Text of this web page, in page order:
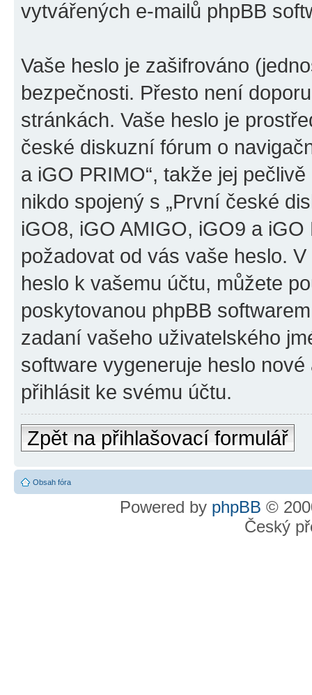
vytvářených e-mailů phpBB
Vaše heslo je zašifrováno
bezpečnosti. Přesto není
stránkách. Vaše heslo je
české diskuzní fórum o
a iGO PRIMO“, takže jej
nikdo spojený s „První české
iGO8, iGO AMIGO, iGO9 a
požadovat od vás vaše heslo.
heslo k vašemu účtu, můžete
poskytovanou phpBB
zadaní vašeho uživatelského
software vygeneruje heslo
přihlásit ke svému účtu.
Zpět na přihlašovací formulář
Obsah fóra
Powered by phpBB ©
Český